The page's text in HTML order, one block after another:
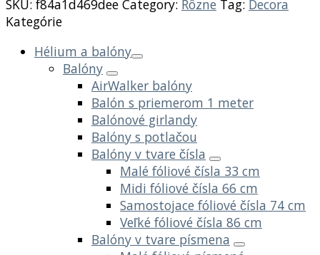
SKU: f84a1d469dee Category: Rôzne Tag: Decora
Kategórie
Hélium a balóny
Balóny
AirWalker balóny
Balón s priemerom 1 meter
Balónové girlandy
Balóny s potlačou
Balóny v tvare čísla
Malé fóliové čísla 33 cm
Midi fóliové čísla 66 cm
Samostojace fóliové čísla 74 cm
Veľké fóliové čísla 86 cm
Balóny v tvare písmena